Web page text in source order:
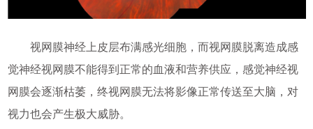
视网膜神经上皮层布满感光细胞，而视网膜脱离造成感
觉神经视网膜不能得到正常的血液和营养供应，感觉神经视
网膜会逐渐枯萎，终视网膜无法将影像正常传送至大脑，对
视力也会产生极大威胁。